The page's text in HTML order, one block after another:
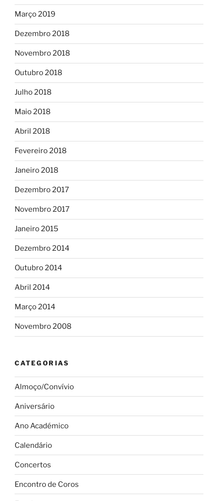
Março 2019
Dezembro 2018
Novembro 2018
Outubro 2018
Julho 2018
Maio 2018
Abril 2018
Fevereiro 2018
Janeiro 2018
Dezembro 2017
Novembro 2017
Janeiro 2015
Dezembro 2014
Outubro 2014
Abril 2014
Março 2014
Novembro 2008
CATEGORIAS
Almoço/Convívio
Aniversário
Ano Académico
Calendário
Concertos
Encontro de Coros